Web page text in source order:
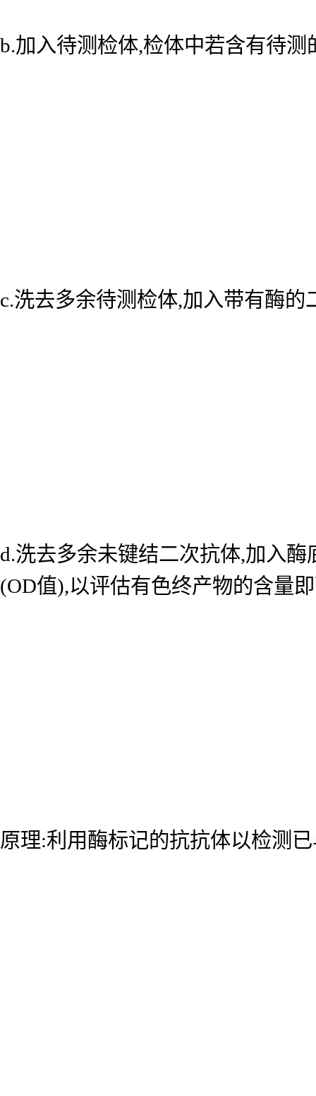
b.加入待测检体,检体中若含有待
c.洗去多余待测检体,加入带有酶
d.洗去多余未键结二次抗体,加入
(OD值),以评估有色终产物的含量
原理:利用酶标记的抗抗体以检测